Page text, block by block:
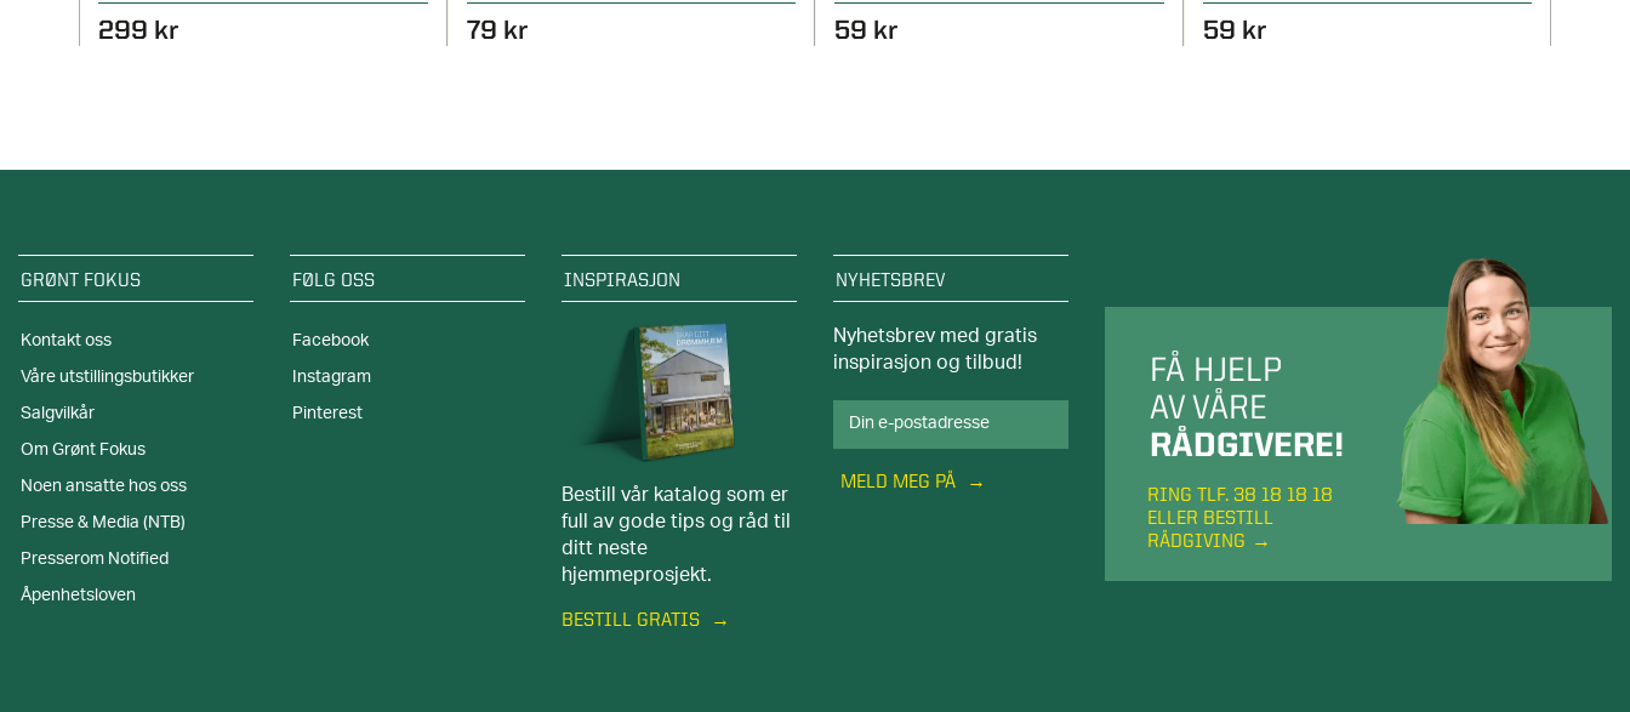
299 kr 79 kr 59 kr 59 kr
GRØNT FOKUS
Kontakt oss
Våre utstillingsbutikker
Salgvilkår
Om Grønt Fokus
Noen ansatte hos oss
Presse & Media (NTB)
Presserom Notified
Åpenhetsloven
FØLG OSS
Facebook
Instagram
Pinterest
INSPIRASJON
Bestill vår katalog som er
full av gode tips og råd til
ditt neste
hjemmeprosjekt.
BESTILL GRATIS
NYHETSBREV
Nyhetsbrev med gratis
inspirasjon og tilbud!
MELD MEG PÅ
FÅ HJELP
AV VÅRE
RÅDGIVERE!
RING TLF. 38 18 18 18
ELLER BESTILL
RÅDGIVING